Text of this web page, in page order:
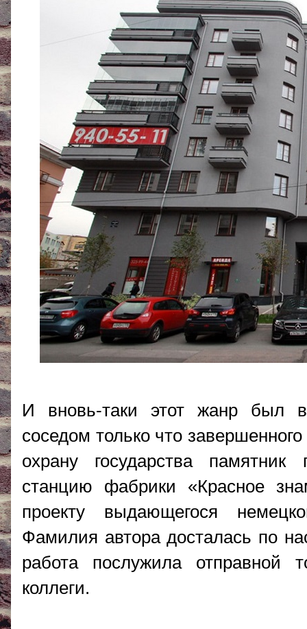
И вновь-таки этот жанр был
соседом только что
охрану государства
станцию фабрики «Красное
проекту выдающегося
Фамилия автора досталась по
работа послужила отправной
коллеги.